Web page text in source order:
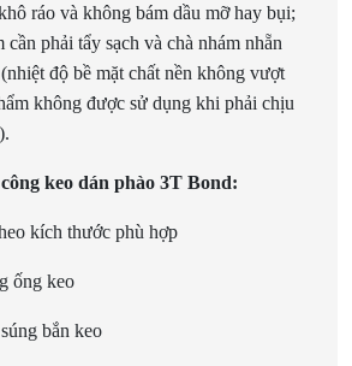
ráo và không bám dầu mỡ hay bụi;
phải tẩy sạch và chà nhám nhẵn
độ bề mặt chất nền không vượt
không được sử dụng khi phải chịu
keo dán phào 3T Bond:
kích thước phù hợp
ống keo
bắn keo